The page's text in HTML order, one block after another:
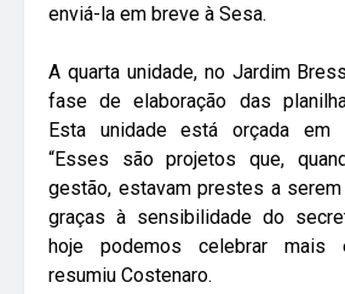
enviá-la em breve à Sesa.
A quarta unidade, no Jardim
fase de elaboração das
Esta unidade está orçada em
“Esses são projetos que,
gestão, estavam prestes a serem
graças à sensibilidade do
hoje podemos celebrar mais
resumiu Costenaro.